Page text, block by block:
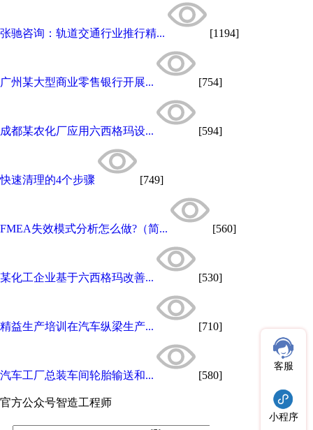
张驰咨询：轨道交通行业推行精... [1194]
广州某大型商业零售银行开展... [754]
成都某农化厂应用六西格玛设... [594]
快速清理的4个步骤 [749]
FMEA失效模式分析怎么做?（简... [560]
某化工企业基于六西格玛改善... [530]
精益生产培训在汽车纵梁生产... [710]
汽车工厂总装车间轮胎输送和... [580]
官方公众号智造工程师
客服
小程序